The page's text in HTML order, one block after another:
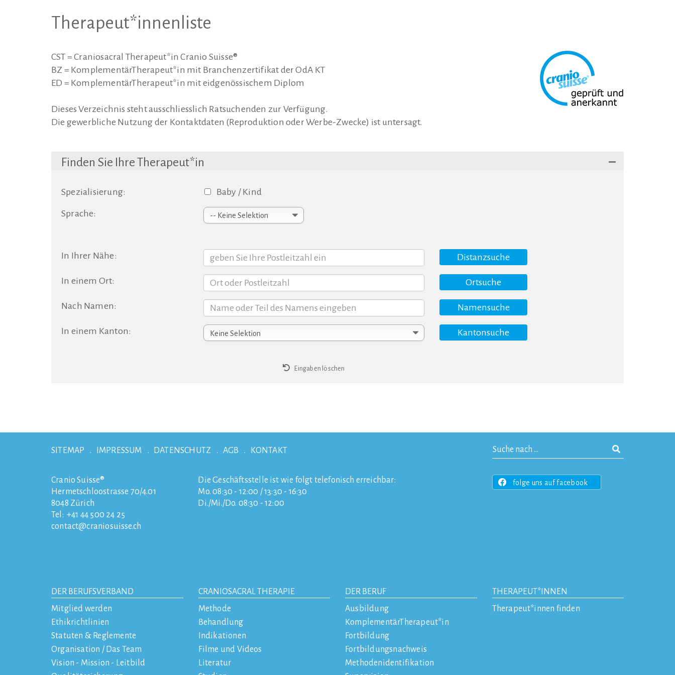
Therapeut*innenliste
CST = Craniosacral Therapeut*in Cranio Suisse®
BZ = KomplementärTherapeut*in mit Branchenzertifikat der OdA KT
ED = KomplementärTherapeut*in mit eidgenössischem Diplom
Dieses Verzeichnis steht ausschliesslich Ratsuchenden zur Verfügung.
Die gewerbliche Nutzung der Kontaktdaten (Reproduktion oder Werbe-Zwecke) ist untersagt.
Finden Sie Ihre Therapeut*in
Spezialisierung: Baby / Kind
Sprache:
In Ihrer Nähe:
In einem Ort:
Nach Namen:
In einem Kanton:
Eingaben löschen
SITEMAP IMPRESSUM DATENSCHUTZ AGB KONTAKT
Cranio Suisse®
Hermetschloostrasse 70/4.01
8048 Zürich
Tel: +41 44 500 24 25
contact
craniosuisse.ch
Die Geschäftsstelle ist wie folgt telefonisch erreichbar:
Mo. 08:30 - 12:00 / 13:30 - 16:30
Di./Mi./Do. 08:30 - 12:00
folge uns auf facebook
DER BERUFSVERBAND
Mitglied werden
Ethikrichtlinien
Statuten & Reglemente
Organisation / Das Team
Vision - Mission - Leitbild
CRANIOSACRAL THERAPIE
Methode
Behandlung
Indikationen
Filme und Videos
Literatur
DER BERUF
Ausbildung
KomplementärTherapeut*in
Fortbildung
Fortbildungsnachweis
Methodenidentifikation
THERAPEUT*INNEN
Therapeut*innen finden